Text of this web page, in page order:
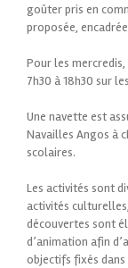
goûter pris en
proposée,
Pour les
7h30 à 18h30 sur
Une navette est
Navailles Angos à
scolaires.
Les activités sont
activités
découvertes sont
d’animation afin
objectifs fixés